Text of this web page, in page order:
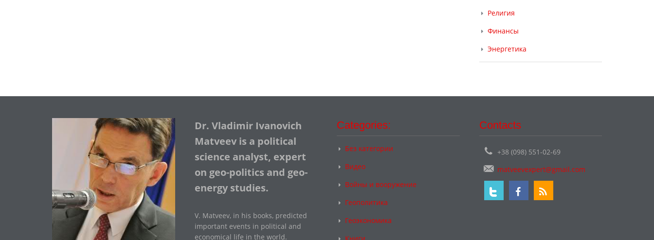
Религия
Финансы
Энергетика
Dr. Vladimir Ivanovich
Matveev is a political
science analyst, expert
on geo-politics and geo-
energy studies.
V. Matveev, in his books, predicted
important events in political and
economical life in the world.
Categories:
Без категории
Видео
Войны и вооружение
Геополитика
Геоэкономика
Contacts
+38 (098) 551-02-69
matveevexpert@gmail.com